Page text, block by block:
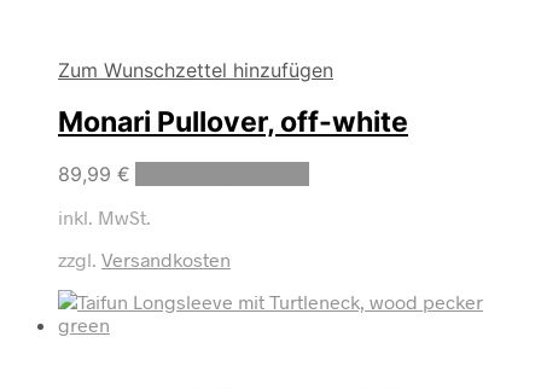
Zum Wunschzettel hinzufügen
Monari Pullover, off-white
89,99 €
Die
inkl. MwSt.
zzgl. Versandkosten